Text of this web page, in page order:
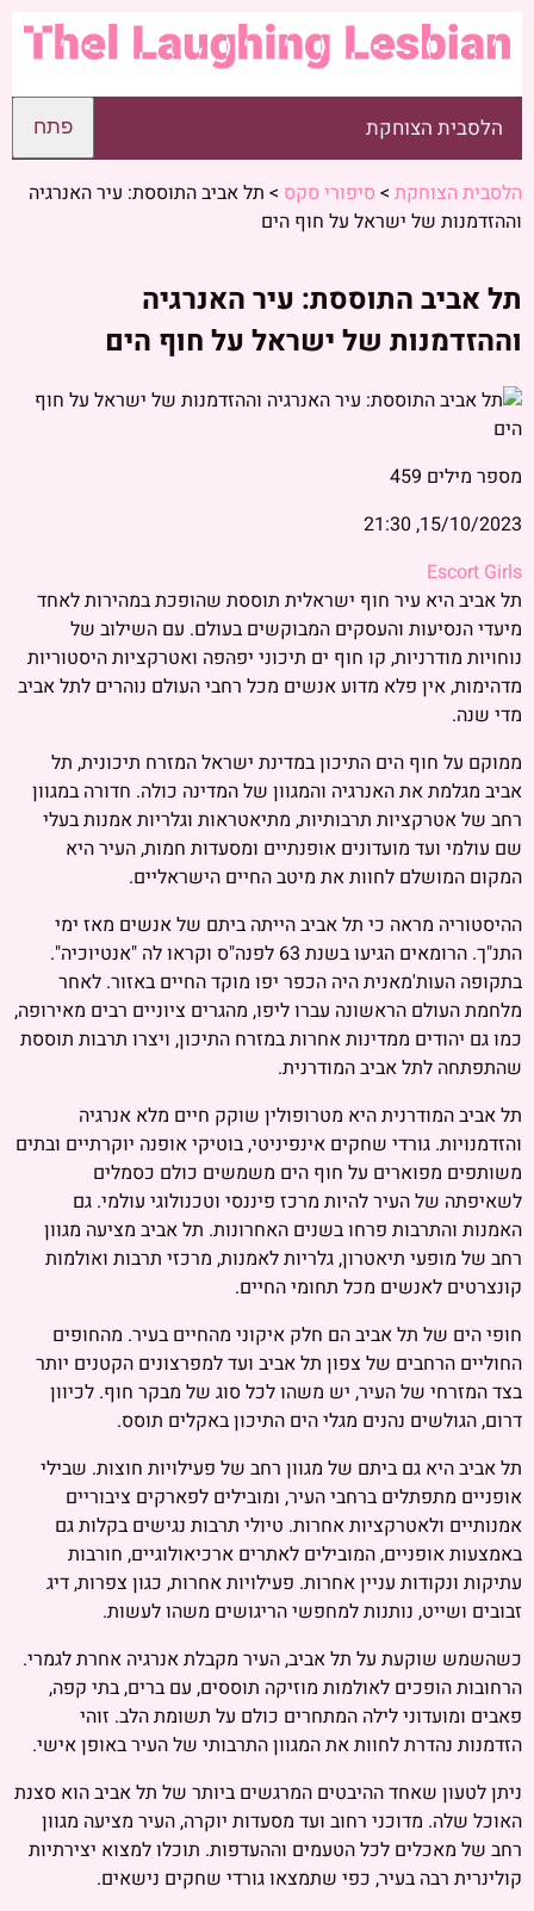
הלסבית הצוחקת פתח
הלסבית הצוחקת > סיפורי סקס > תל אביב התוססת: עיר האנרגיה
וההזדמנות של ישראל על חוף הים
תל אביב התוססת: עיר האנרגיה
וההזדמנות של ישראל על חוף הים
מספר מילים 459
15/10/2023, 21:30
Escort Girls
תל אביב היא עיר חוף ישראלית תוססת שהופכת במהירות לאחד
מיעדי הנסיעות והעסקים המבוקשים בעולם. עם השילוב של
נוחויות מודרניות, קו חוף ים תיכוני יפהפה ואטרקציות היסטוריות
מדהימות, אין פלא מדוע אנשים מכל רחבי העולם נוהרים לתל אביב
מדי שנה.
ממוקם על חוף הים התיכון במדינת ישראל המזרח תיכונית, תל
אביב מגלמת את האנרגיה והמגוון של המדינה כולה. חדורה במגוון
רחב של אטרקציות תרבותיות, מתיאטראות וגלריות אמנות בעלי
שם עולמי ועד מועדונים אופנתיים ומסעדות חמות, העיר היא
המקום המושלם לחוות את מיטב החיים הישראליים.
ההיסטוריה מראה כי תל אביב הייתה ביתם של אנשים מאז ימי
התנ"ך. הרומאים הגיעו בשנת 63 לפנה"ס וקראו לה "אנטיוכיה".
בתקופה העות'מאנית היה הכפר יפו מוקד החיים באזור. לאחר
מלחמת העולם הראשונה עברו ליפו, מהגרים ציוניים רבים מאירופה,
כמו גם יהודים ממדינות אחרות במזרח התיכון, ויצרו תרבות תוססת
שהתפתחה לתל אביב המודרנית.
תל אביב המודרנית היא מטרופולין שוקק חיים מלא אנרגיה
והזדמנויות. גורדי שחקים אינפיניטי, בוטיקי אופנה יוקרתיים ובתים
משותפים מפוארים על חוף הים משמשים כולם כסמלים
לשאיפתה של העיר להיות מרכז פיננסי וטכנולוגי עולמי. גם
האמנות והתרבות פרחו בשנים האחרונות. תל אביב מציעה מגוון
רחב של מופעי תיאטרון, גלריות לאמנות, מרכזי תרבות ואולמות
קונצרטים לאנשים מכל תחומי החיים.
חופי הים של תל אביב הם חלק איקוני מהחיים בעיר. מהחופים
החוליים הרחבים של צפון תל אביב ועד למפרצונים הקטנים יותר
בצד המזרחי של העיר, יש משהו לכל סוג של מבקר חוף. לכיוון
דרום, הגולשים נהנים מגלי הים התיכון באקלים תוסס.
תל אביב היא גם ביתם של מגוון רחב של פעילויות חוצות. שבילי
אופניים מתפתלים ברחבי העיר, ומובילים לפארקים ציבוריים
אמנותיים ולאטרקציות אחרות. טיולי תרבות נגישים בקלות גם
באמצעות אופניים, המובילים לאתרים ארכיאולוגיים, חורבות
עתיקות ונקודות עניין אחרות. פעילויות אחרות, כגון צפרות, דיג
זבובים ושייט, נותנות למחפשי הריגושים משהו לעשות.
כשהשמש שוקעת על תל אביב, העיר מקבלת אנרגיה אחרת לגמרי.
הרחובות הופכים לאולמות מוזיקה תוססים, עם ברים, בתי קפה,
פאבים ומועדוני לילה המתחרים כולם על תשומת הלב. זוהי
הזדמנות נהדרת לחוות את המגוון התרבותי של העיר באופן אישי.
ניתן לטעון שאחד ההיבטים המרגשים ביותר של תל אביב הוא סצנת
האוכל שלה. מדוכני רחוב ועד מסעדות יוקרה, העיר מציעה מגוון
רחב של מאכלים לכל הטעמים וההעדפות. תוכלו למצוא יצירתיות
קולינרית רבה בעיר, כפי שתמצאו גורדי שחקים נישאים.